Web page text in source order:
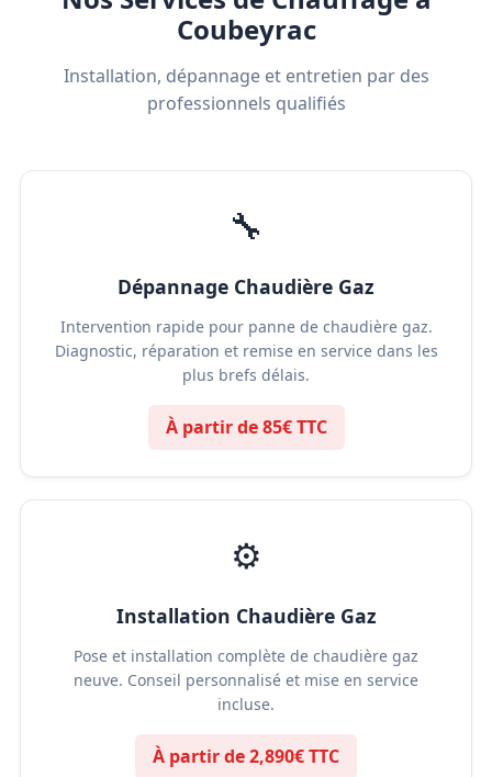
Coubeyrac
Installation, dépannage et entretien par des
professionnels qualifiés
🔧
Dépannage Chaudière Gaz
Intervention rapide pour panne de chaudière gaz.
Diagnostic, réparation et remise en service dans les
plus brefs délais.
À partir de 85€ TTC
⚙️
Installation Chaudière Gaz
Pose et installation complète de chaudière gaz
neuve. Conseil personnalisé et mise en service
incluse.
À partir de 2,890€ TTC